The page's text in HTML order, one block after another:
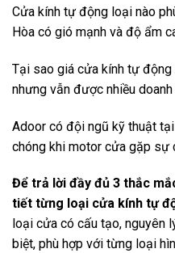
Cửa kính tự động loại nào
Hòa có gió mạnh và độ ẩm
Tại sao giá cửa kính tự
nhưng vẫn được nhiều
Adoor có đội ngũ kỹ thuật
chóng khi motor cửa gặp sự
Để trả lời đầy đủ 3 thắc
tiết từng loại cửa kính tự
loại cửa có cấu tạo, nguyên
biệt, phù hợp với từng loại